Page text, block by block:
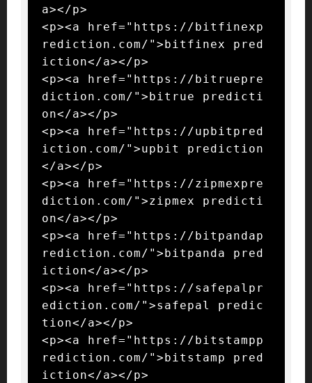
a></p>
<p><a href="https://bitfinexp
rediction.com/">bitfinex pred
iction</a></p>
<p><a href="https://bitruepre
diction.com/">bitrue predicti
on</a></p>
<p><a href="https://upbitpred
iction.com/">upbit prediction
</a></p>
<p><a href="https://zipmexpre
diction.com/">zipmex predicti
on</a></p>
<p><a href="https://bitpandap
rediction.com/">bitpanda pred
iction</a></p>
<p><a href="https://safepalpr
ediction.com/">safepal predic
tion</a></p>
<p><a href="https://bitstampp
rediction.com/">bitstamp pred
iction</a></p>